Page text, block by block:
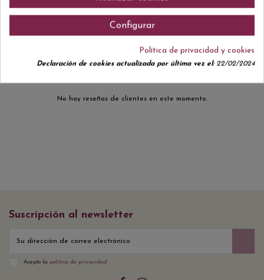
No hay reseñas de clientes en este momento.
Suscripción al newsletter
Acepto la política de privacidad
Configurar
Política de privacidad y cookies
Declaración de cookies actualizada por última vez el:22/02/2024